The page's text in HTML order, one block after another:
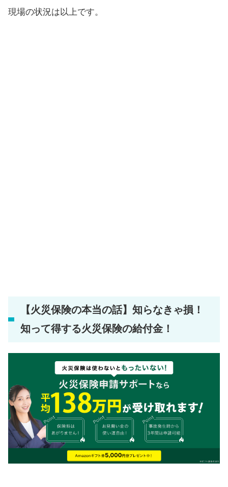
現場の状況は以上です。
【火災保険の本当の話】知らなきゃ損！
知って得する火災保険の給付金！